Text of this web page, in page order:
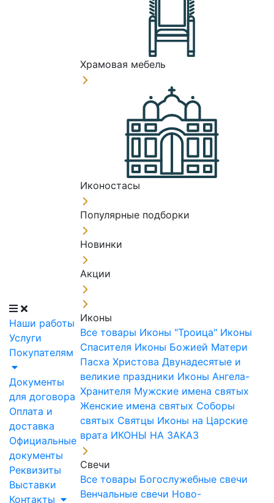
Наши работы
Услуги
Покупателям
Документы
для договора
Оплата и
доставка
Официальные
документы
Реквизиты
Выставки
Контакты
Храмовая мебель
Иконостасы
Популярные подборки
Новинки
Акции
Иконы
Все товары Иконы "Троица" Иконы
Спасителя Иконы Божией Матери
Пасха Христова Двунадесятые и
великие праздники Иконы Ангела-
Хранителя Мужские имена святых
Женские имена святых Соборы
святых Святцы Иконы на Царские
врата ИКОНЫ НА ЗАКАЗ
Свечи
Все товары Богослужебные свечи
Венчальные свечи Ново-